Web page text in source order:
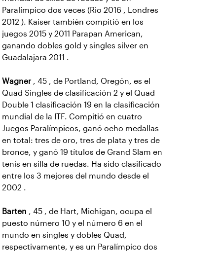
Paralímpico dos veces (Rio 2016 , Londres
2012 ). Kaiser también compitió en los
juegos 2015 y 2011 Parapan American,
ganando dobles gold y singles silver en
Guadalajara 2011 .
Wagner , 45 , de Portland, Oregón, es el
Quad Singles de clasificación 2 y el Quad
Double 1 clasificación 19 en la clasificación
mundial de la ITF. Compitió en cuatro
Juegos Paralímpicos, ganó ocho medallas
en total: tres de oro, tres de plata y tres de
bronce, y ganó 19 títulos de Grand Slam en
tenis en silla de ruedas. Ha sido clasificado
entre los 3 mejores del mundo desde el
2002 .
Barten , 45 , de Hart, Michigan, ocupa el
puesto número 10 y el número 6 en el
mundo en singles y dobles Quad,
respectivamente, y es un Paralímpico dos